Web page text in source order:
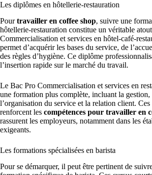
Les diplômes en hôtellerie-restauration
Pourtravailler en coffee shop, suivre une
hôtellerie-restauration constitue un véritable
Commercialisation et services en hôtel-café-
permet d’acquérir les bases du service, de
des règles d’hygiène. Ce diplôme
l’insertion rapide sur le marché du travail.
Le Bac Pro Commercialisation et services en
une formation plus complète, incluant la gestion,
l’organisation du service et la relation client. Ces
renforcent les compétences pour travailler en
rassurent les employeurs, notamment dans les
exigeants.
Les formations spécialisées en barista
Pour se démarquer, il peut être pertinent de